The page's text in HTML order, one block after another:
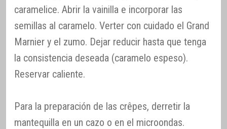
caramelice. Abrir la vainilla e incorporar las
semillas al caramelo. Verter con cuidado el Grand
Marnier y el zumo. Dejar reducir hasta que tenga
la consistencia deseada (caramelo espeso).
Reservar caliente.
Para la preparación de las crêpes, derretir la
mantequilla en un cazo o en el microondas.